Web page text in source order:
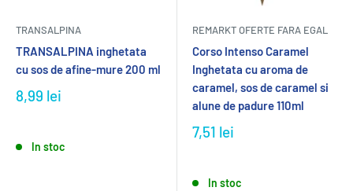
TRANSALPINA
TRANSALPINA inghetata
cu sos de afine-mure 200 ml
8,99 lei
In stoc
REMARKT OFERTE FARA EGAL
Corso Intenso Caramel
Inghetata cu aroma de
caramel, sos de caramel si
alune de padure 110ml
7,51 lei
In stoc